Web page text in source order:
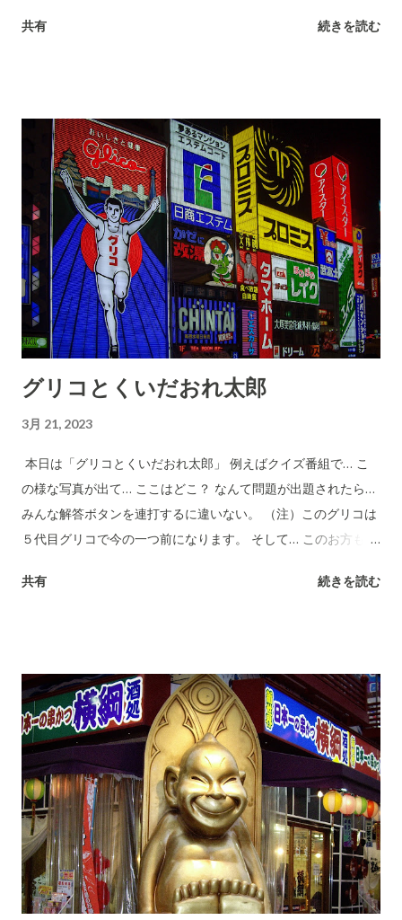
売されていると言う認識はありました。 当時の私は「龍が如
のドン・キホーテのテーマソングが流れるのです。 いつか大阪
に行ったらドン・キホーテに行ってみたい。 （大阪に観光に行
ってドン・キホーテに行きたいと言うのも珍しいですね） 初め
て入るドン・キホーテに緊張感を感じ入店。 すると…あの
「ド・ド・ド・ドンキ〜♪ ドンキホ〜テ〜♪」と テーマソング
が聞こえてくるではありませんか！！ 私はあまりの感動で店の
入り口で立ち尽くしてしまいました。 現在、私の近所のドン・
キホーテは24時間営業ではなくなりましたが… 週１くらいでお
酒やお菓子をよく買いに行きます。 あ！！そう言えば、昔は一
円玉で端数を割引いてくれましたよね。 （昔からカード主義な
ので恩恵は受けた事ないですが…） 個人的に大好きなお店なの
共有 続きを読む
グリコとくいだおれ太郎
3月 21, 2023
本日は「グリコとくいだおれ太郎」 例えばクイズ番組で… こ
の様な写真が出て… ここはどこ？ なんて問題が出題されたら…
みんな解答ボタンを連打するに違いない。 （注）このグリコは
５代目グリコで今の一つ前になります。 そして… このお方も大
てしまった。 今回、本日のブログを書くのに写真をセレクトし
共有 続きを読む